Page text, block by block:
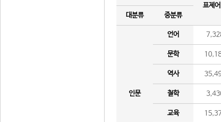
표제
대분류
중분류
인문
언어
문학
역사
철학
교육